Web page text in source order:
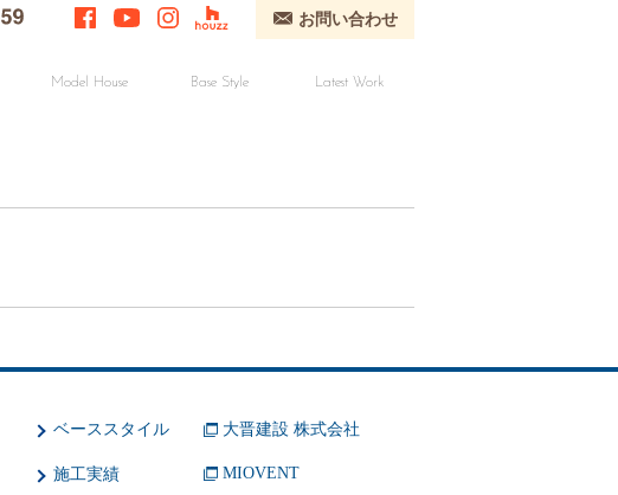
お問い合わせ
Model House Base Style Latest Work
ベーススタイル
施工実績
大晋建設 株式会社
MIOVENT